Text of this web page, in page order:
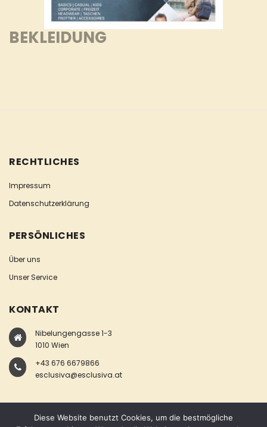
BEKLEIDUNG
RECHTLICHES
Impressum
Datenschutzerklärung
PERSÖNLICHES
Über uns
Unser Service
KONTAKT
Nibelungengasse 1-3
1010 Wien
+43 676 6679866
esclusiva@esclusiva.at
Diese Website benutzt Cookies, um die bestmögliche